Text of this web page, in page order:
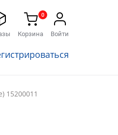
0
Корзина Войти
15200011